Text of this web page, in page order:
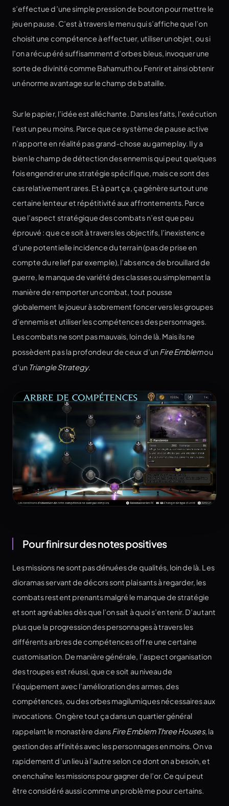
s’effectue d’une simple pression de bouton pour mettre le
jeu en pause. C’est à travers le menu qui s’affiche que l’on
choisit une compétence à effectuer, utiliser un objet, ou si
l’on a récupéré suffisamment d’orbes bleus, invoquer une
sorte de divinité comme Bahamuth ou Fenrir et ainsi obtenir
un énorme avantage sur le champ de bataille.
Sur le papier, l’idée est alléchante. Dans les faits, l’exécution
l’est un peu moins. Parce que ce système de pause active
n’apporte en réalité pas grand-chose au gameplay. Il y a
bien le champ de détection des ennemis qui peut quelques
fois engendrer une stratégie spécifique, mais ce sont des
cas relativement rares. Et à part ça, ça génère surtout une
certaine lenteur et répétitivité aux affrontements. Parce
que l’aspect stratégique des combats n’est que peu
éprouvé : que ce soit à travers les objectifs, l’inexistence
d’une potentielle incidence du terrain (pas de prise en
compte du relief par exemple), l’absence de brouillard de
guerre, le manque de variété des classes ou simplement la
manière de remporter un combat, tout pousse
globalement le joueur à sobrement foncer vers les groupes
d’ennemis et utiliser les compétences des personnages.
Les combats ne sont pas mauvais, loin de là. Mais ils ne
possèdent pas la profondeur de ceux d’unFire Emblemou
d’un Triangle Strategy.
Pour finir sur des notes positives
Les missions ne sont pas dénuées de qualités, loin de là. Les
dioramas servant de décors sont plaisants à regarder, les
combats restent prenants malgré le manque de stratégie
et sont agréables dès que l’on sait à quoi s’en tenir. D’autant
plus que la progression des personnages à travers les
différents arbres de compétences offre une certaine
customisation. De manière générale, l’aspect organisation
des troupes est réussi, que ce soit au niveau de
l’équipement avec l’amélioration des armes, des
compétences, ou des orbes magilumiques nécessaires aux
invocations. On gère tout ça dans un quartier général
rappelant le monastère dansFire Emblem Three Houses, la
gestion des affinités avec les personnages en moins. On va
rapidement d’un lieu à l’autre selon ce dont on a besoin, et
on enchaîne les missions pour gagner de l’or. Ce qui peut
être considéré aussi comme un problème pour certains.